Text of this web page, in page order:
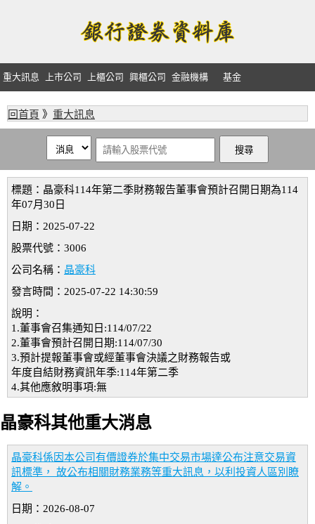
重大訊息 上市公司 上櫃公司 興櫃公司 金融機構 基金
回首頁 》 重大訊息
標題：晶豪科114年第二季財務報告董事會預計召開日期為114
年07月30日
日期：2025-07-22
股票代號：3006
公司名稱： 晶豪科
發言時間：2025-07-22 14:30:59
說明：
1.董事會召集通知日:114/07/22
2.董事會預計召開日期:114/07/30
3.預計提報董事會或經董事會決議之財務報告或
年度自結財務資訊年季:114年第二季
4.其他應敘明事項:無
晶豪科其他重大消息
晶豪科係因本公司有價證券於集中交易市場達公布注意交易資
訊標準， 故公布相關財務業務等重大訊息，以利投資人區別瞭
解。
日期：2026-08-07